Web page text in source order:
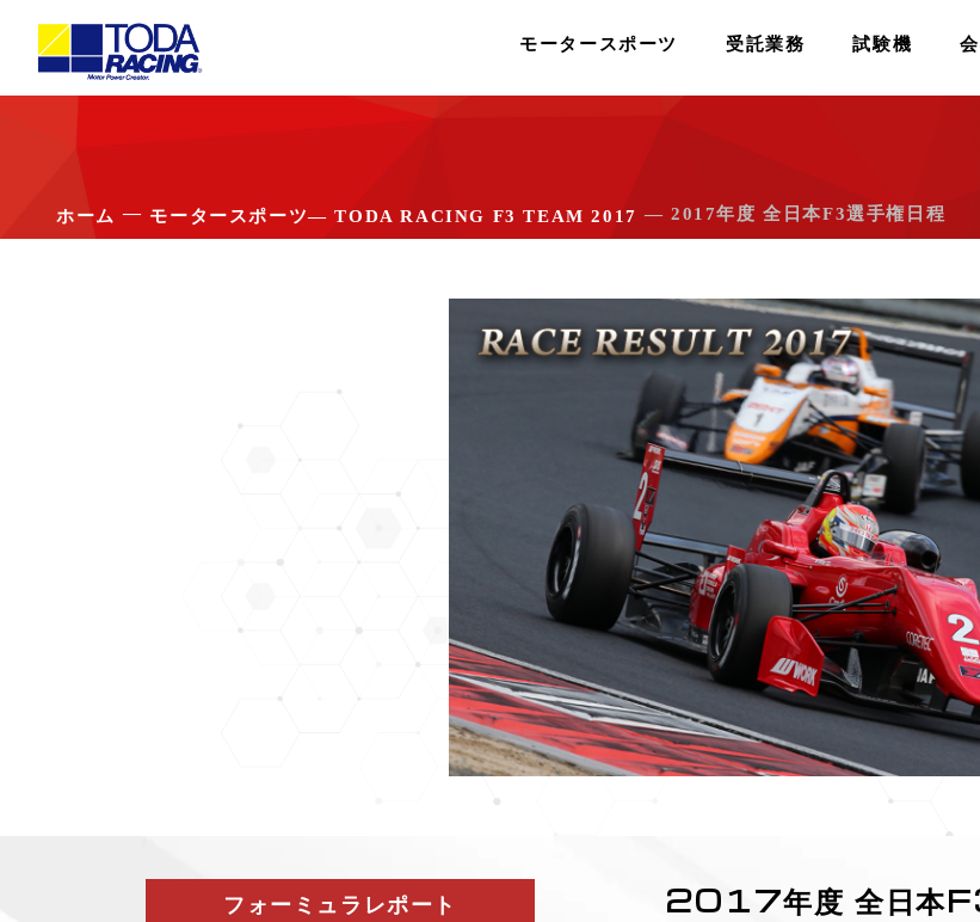
モータースポーツ 受託業務 試験機
ホーム ― モータースポーツ― TODA RACING F3 TEAM 2017 ― 2017年度 全日本F3選手権日程
フォーミュラレポート 2017年度 全日本